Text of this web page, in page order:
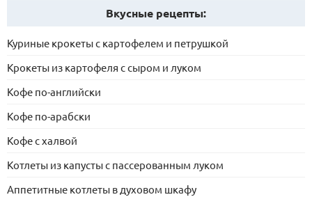
Вкусные рецепты:
Куриные крокеты с картофелем и петрушкой
Крокеты из картофеля с сыром и луком
Кофе по-английски
Кофе по-арабски
Кофе с халвой
Котлеты из капусты с пассерованным луком
Аппетитные котлеты в духовом шкафу